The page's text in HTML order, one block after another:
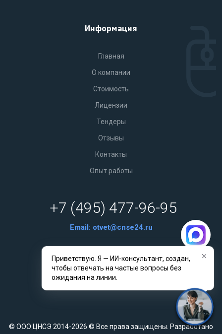
Информация
Главная
О компании
Стоимость
Лицензии
Тендеры
Отзывы
Контакты
Опыт работы
+7 (495) 477-96-95
Email: otvet@cnse24.ru
г. Калининград, Проспект мира, 31
Связаться с нами
© ООО ЦНСЭ 2014-2026 © Все права защищены. Разработано
Приветствую. Я — ИИ-консультант, создан,
чтобы отвечать на частые вопросы без
ожидания на линии.